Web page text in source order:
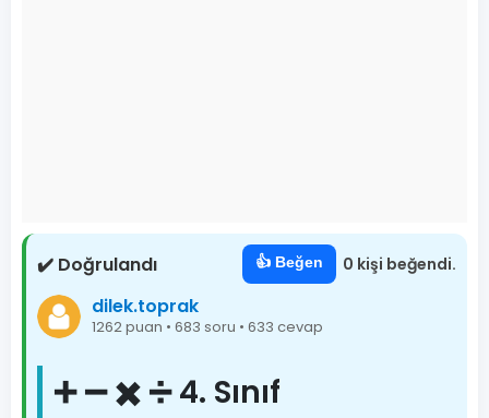
✔️ Doğrulandı 👍 Beğen 0 kişi beğendi.
dilek.toprak
1262 puan • 683 soru • 633 cevap
➕ ➖ ✖️ ➗ 4. Sınıf